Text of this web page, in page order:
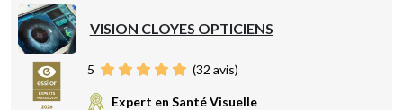
VISION CLOYES OPTICIENS
5 (32 avis)
Expert en Santé Visuelle